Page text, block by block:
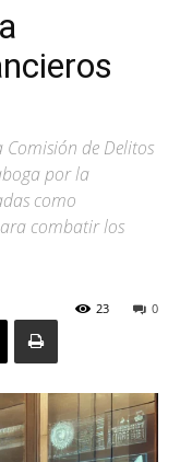
Comisión de Delitos
por la
como
combatir los
0
23